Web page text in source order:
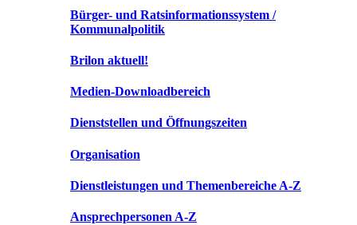
Bürger- und Ratsinformationssystem /
Kommunalpolitik
Brilon aktuell!
Medien-Downloadbereich
Dienststellen und Öffnungszeiten
Organisation
Dienstleistungen und Themenbereiche A-Z
Ansprechpersonen A-Z